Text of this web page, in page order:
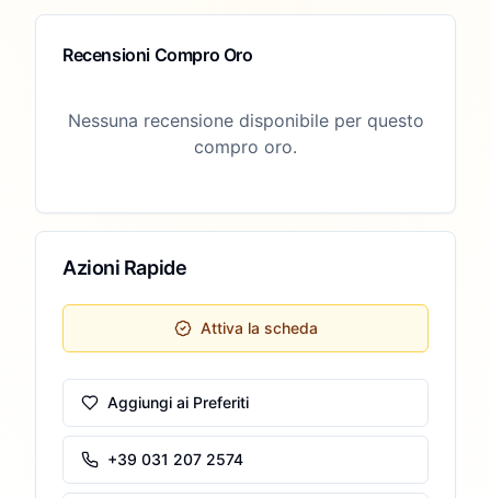
Recensioni Compro Oro
Nessuna recensione disponibile per questo
compro oro.
Azioni Rapide
Attiva la scheda
Aggiungi ai Preferiti
+39 031 207 2574